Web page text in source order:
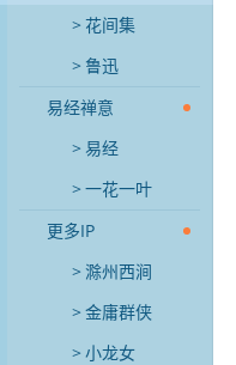
花间集
鲁迅
易经禅意
易经
一花一叶
更多IP
滁州西涧
金庸群侠
小龙女